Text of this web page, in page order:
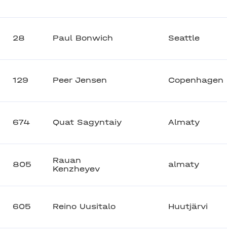
28 Paul Bonwich Seattle
129 Peer Jensen Copenhagen
674 Quat Sagyntaiy Almaty
805
Rauan
Kenzheyev
almaty
605 Reino Uusitalo Huutjärvi